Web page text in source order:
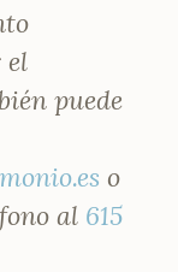
el
puede
o
al 615